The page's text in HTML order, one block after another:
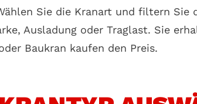
Sie die Kranart und filtern Sie
Ausladung oder Traglast. Sie
Baukran kaufen den Preis.